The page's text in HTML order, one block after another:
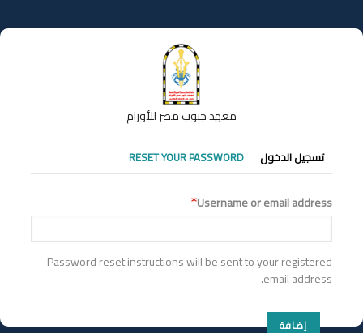
إلى
المحتوى
معهد جنوب مصر للأورام
التبويبات
الأساسية
تسجيل الدخول RESET YOUR PASSWORD
Username or email address
Password reset instructions will be sent to your registered
email address.